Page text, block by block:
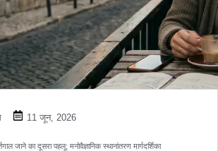
11 जून, 2026
जाने का दूसरा पहलू: मनोवैज्ञानिक स्थानांतरण मार्गदर्शिका